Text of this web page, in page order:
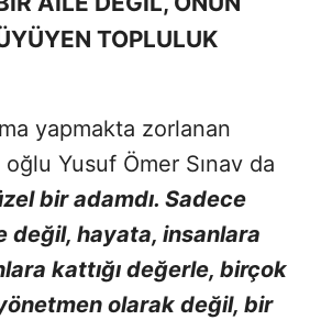
TOPLULUK
yapmakta zorlanan
oğlu Yusuf Ömer Sınav da
bir adamdı. Sadece
değil, hayata, insanlara
kattığı değerle, birçok
olarak değil, bir